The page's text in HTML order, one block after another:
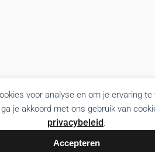
voor analyse en om je ervaring
je akkoord met ons gebruik van
privacybeleid.
Accepteren